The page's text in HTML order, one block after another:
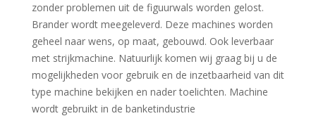
zonder problemen uit de figuurwals worden gelost.
Brander wordt meegeleverd. Deze machines worden
geheel naar wens, op maat, gebouwd. Ook leverbaar
met strijkmachine. Natuurlijk komen wij graag bij u de
mogelijkheden voor gebruik en de inzetbaarheid van dit
type machine bekijken en nader toelichten. Machine
wordt gebruikt in de banketindustrie